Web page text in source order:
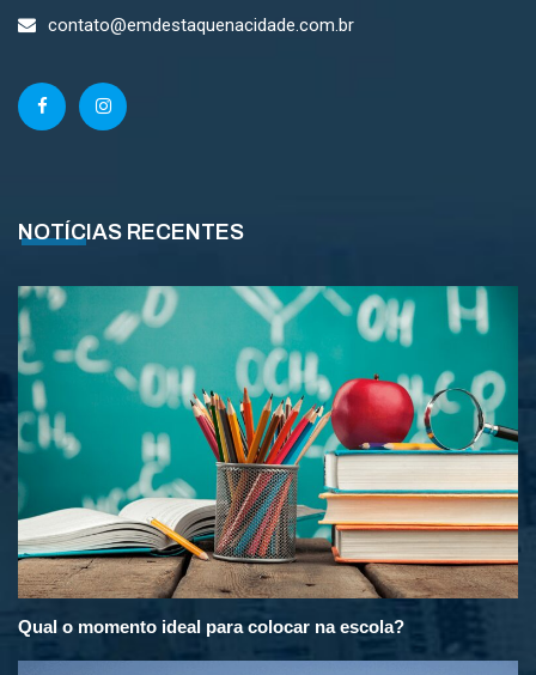
contato@emdestaquenacidade.com.br
NOTÍCIAS RECENTES
Qual o momento ideal para colocar na escola?